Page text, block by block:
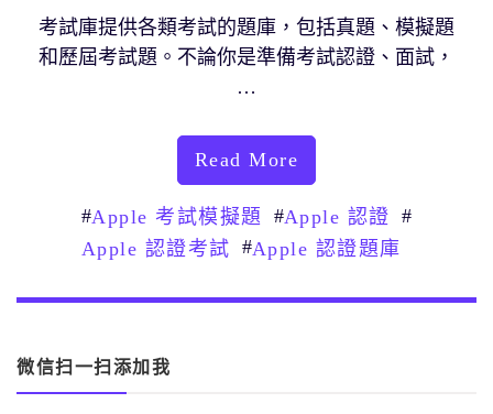
考試庫提供各類考試的題庫，包括真題、模擬題
和歷屆考試題。不論你是準備考試認證、面試，
…
Read More
#Apple 考試模擬題 #Apple 認證 #
Apple 認證考試 #Apple 認證題庫
微信扫一扫添加我